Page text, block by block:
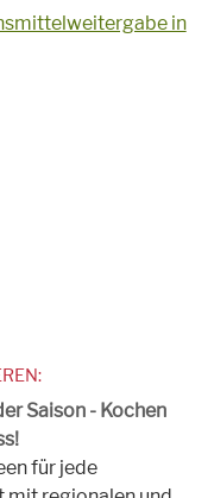
in
Saison - Kochen
für jede